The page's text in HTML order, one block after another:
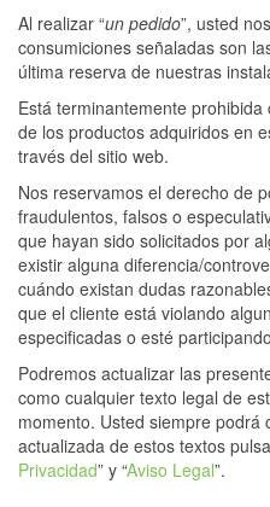
Al realizar “un pedido”, usted
consumiciones señaladas son
última reserva de nuestras
Está terminantemente
de los productos adquiridos en
través del sitio web.
Nos reservamos el derecho de
fraudulentos, falsos o
que hayan sido solicitados por
existir alguna diferencia/
cuándo existan dudas
que el cliente está violando
especificadas o esté
Podremos actualizar las
como cualquier texto legal de
momento. Usted siempre podrá
actualizada de estos textos
Privacidad” y “Aviso Legal”.